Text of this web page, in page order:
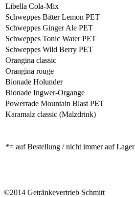
Libella Cola-Mix
Schweppes Bitter Lemon PET
Schweppes Ginger Ale PET
Schweppes Tonic Water PET
Schweppes Wild Berry PET
Orangina classic
Orangina rouge
Bionade Holunder
Bionade Ingwer-Organge
Powerrade Mountain Blast PET
Karamalz classic (Malzdrink)
*= auf Bestellung / nicht immer auf Lager
©2014 Getränkevertrieb Schmitt